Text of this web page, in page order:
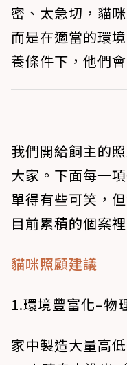
密、太急切，貓
而是在適當的環
養條件下，他們
我們開給飼主的
大家。下面每一
單得有些可笑，
目前累積的個案
貓咪照顧建議
1️.環境豐富化–物
家中製造大量高